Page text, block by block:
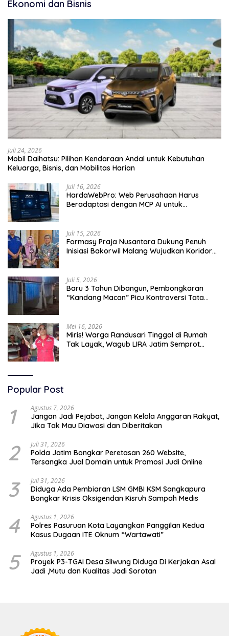
Ekonomi dan Bisnis
Juli 24, 2026
Mobil Daihatsu: Pilihan Kendaraan Andal untuk Kebutuhan
Keluarga, Bisnis, dan Mobilitas Harian
Juli 16, 2026
HardaWebPro: Web Perusahaan Harus
Beradaptasi dengan MCP AI untuk
Juli 15, 2026
Formasy Praja Nusantara Dukung Penuh
Inisiasi Bakorwil Malang Wujudkan Koridor
Juli 5, 2026
Baru 3 Tahun Dibangun, Pembongkaran
“Kandang Macan” Picu Kontroversi Tata
Mei 16, 2026
Miris! Warga Randusari Tinggal di Rumah
Tak Layak, Wagub LIRA Jatim Semprot
Popular Post
1 Agustus 7, 2026
Jangan Jadi Pejabat, Jangan Kelola Anggaran Rakyat,
Jika Tak Mau Diawasi dan Diberitakan
2 Juli 31, 2026
Polda Jatim Bongkar Peretasan 260 Website,
Tersangka Jual Domain untuk Promosi Judi Online
3 Juli 31, 2026
Diduga Ada Pembiaran LSM GMBI KSM Sangkapura
Bongkar Krisis Oksigendan Kisruh Sampah Medis
4 Agustus 1, 2026
Polres Pasuruan Kota Layangkan Panggilan Kedua
Kasus Dugaan ITE Oknum “Wartawati”
5 Agustus 1, 2026
Proyek P3-TGAI Desa Sliwung Diduga Di Kerjakan Asal
Jadi ,Mutu dan Kualitas Jadi Sorotan